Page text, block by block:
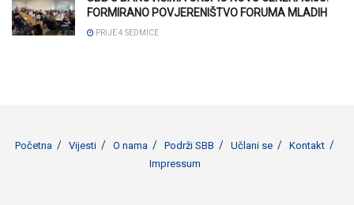
FORMIRANO POVJERENIŠTVO FORUMA MLADIH
PRIJE 4 SEDMICE
Početna Vijesti O nama Podrži SBB Učlani se
Kontakt
Impressum